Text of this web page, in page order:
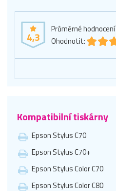
4,3
Průměrné hodnocení
Ohodnotit:
Kompatibilní tiskárny
Epson Stylus C70
Epson Stylus C70+
Epson Stylus Color C70
Epson Stylus Color C80